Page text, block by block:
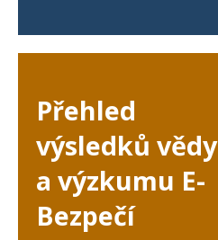
Přehled
výsledků vědy
a výzkumu E-
Bezpečí